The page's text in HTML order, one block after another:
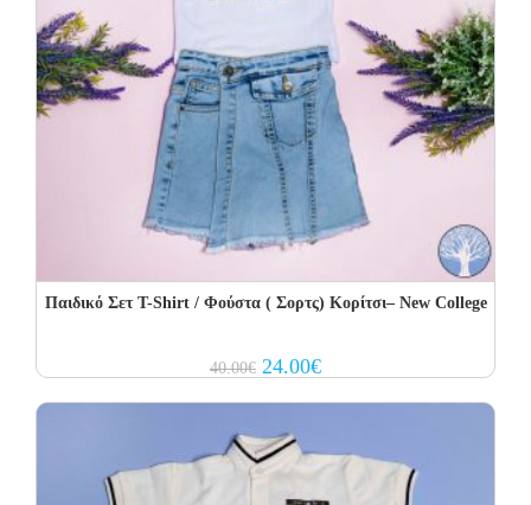
Παιδικό Σετ Τ-Shirt / Φούστα ( Σορτς) Κορίτσι– New College
40.00€ Original
price
24.00€Current
price